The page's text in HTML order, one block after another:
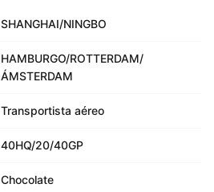
SHANGHAI/NINGBO
HAMBURGO/ROTTERDAM/
ÁMSTERDAM
Transportista aéreo
40HQ/20/40GP
Chocolate